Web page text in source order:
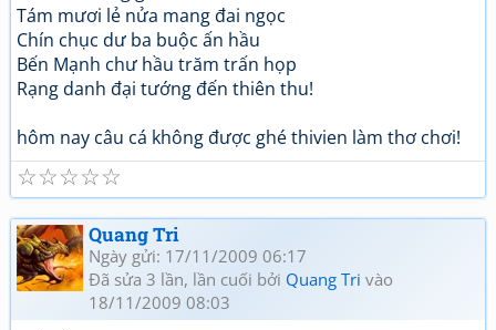
Tám mươi lẻ nửa mang đai ngọc
Chín chục dư ba buộc ấn hầu
Bến Mạnh chư hầu trăm trấn họp
Rạng danh đại tướng đến thiên thu!
hôm nay câu cá không được ghé thivien làm thơ chơi!
☆
☆
☆
☆
☆
Quang Tri
Ngày gửi: 17/11/2009 06:17
Đã sửa 3 lần, lần cuối bởi Quang Tri vào
18/11/2009 08:03